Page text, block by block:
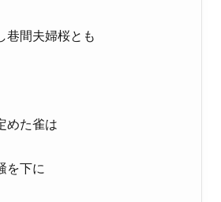
巷間夫婦桜とも
めた雀は
を下に